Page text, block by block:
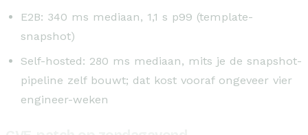
E2B: 340 ms mediaan, 1,1 s p99 (template-
snapshot)
Self-hosted: 280 ms mediaan, mits je de snapshot-
pipeline zelf bouwt; dat kost vooraf ongeveer vier
engineer-weken